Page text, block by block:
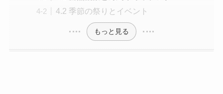
4.2 季節の祭りとイベント
もっと見る